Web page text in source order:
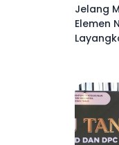
Jelang
Elemen